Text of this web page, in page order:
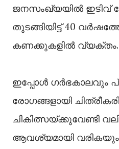
ജനസംഖ്യയില്‍ ഇടിവ്
തുടങ്ങിയിട്ട് 40
കണക്കുകളില്‍ വ്യക്തം.
ഇപ്പോൾ ഗർഭകാലവും
രോഗങ്ങളായി
ചികിത്സയ്ക്കുവേണ്ടി
ആവശ്യമായി